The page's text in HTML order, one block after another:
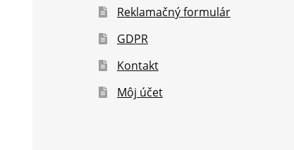
Reklamačný formulár
GDPR
Kontakt
Môj účet